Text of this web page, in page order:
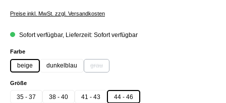
Preise inkl. MwSt. zzgl. Versandkosten
Sofort verfügbar, Lieferzeit: Sofort verfügbar
Farbeauswählen
beige dunkelblau grau
(Diese Option ist zurzeit nicht verfügbar.)
Größeauswählen
35 - 37 38 - 40 41 - 43 44 - 46